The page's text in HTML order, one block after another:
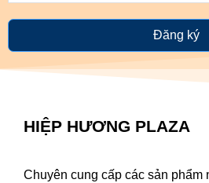
Đăng ký
HIỆP HƯƠNG PLAZA
Chuyên cung cấp các sản phẩm